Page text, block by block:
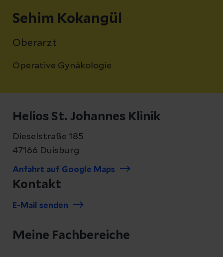
Sehim Kokangül
Oberarzt
Operative Gynäkologie
Helios St. Johannes Klinik
Dieselstraße 185
47166 Duisburg
Anfahrt auf Google Maps
Kontakt
E-Mail senden
Meine Fachbereiche